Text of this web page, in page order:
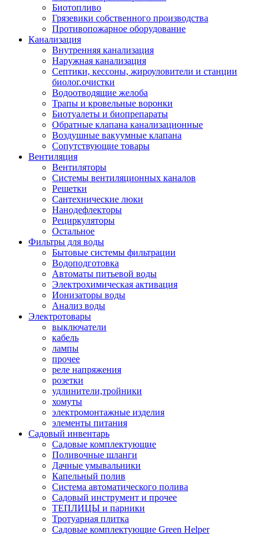
Биотопливо
Грязевики собственного производства
Противопожарное оборудование
Канализация
Внутренняя канализация
Наружная канализация
Септики, кессоны, жироуловители и станции
биолог.очистки
Водоотводящие желоба
Трапы и кровельные воронки
Биотуалеты и биопрепараты
Обратные клапана канализационные
Воздушные вакуумные клапана
Сопутствующие товары
Вентиляция
Вентиляторы
Системы вентиляционных каналов
Решетки
Сантехнические люки
Нанодефлекторы
Рециркуляторы
Остальное
Фильтры для воды
Бытовые системы фильтрации
Водоподготовка
Автоматы питьевой воды
Электрохимическая активация
Ионизаторы воды
Анализ воды
Электротовары
выключатели
кабель
лампы
прочее
реле напряжения
розетки
удлинители,тройники
хомуты
электромонтажные изделия
элементы питания
Садовый инвентарь
Садовые комплектующие
Поливочные шланги
Дачные умывальники
Капельный полив
Система автоматического полива
Садовый инструмент и прочее
ТЕПЛИЦЫ и парники
Тротуарная плитка
Садовые комплектующие Green Helper